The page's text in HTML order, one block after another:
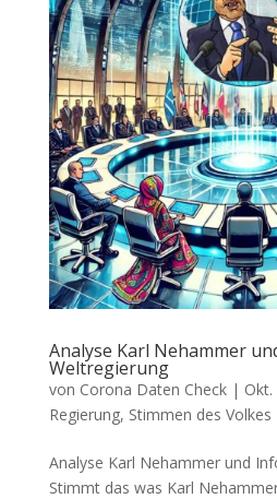
Analyse Karl Nehammer
Weltregierung
von Corona Daten Check|
Regierung, Stimmen des Volkes
Analyse Karl Nehammer und
Stimmt das was Karl